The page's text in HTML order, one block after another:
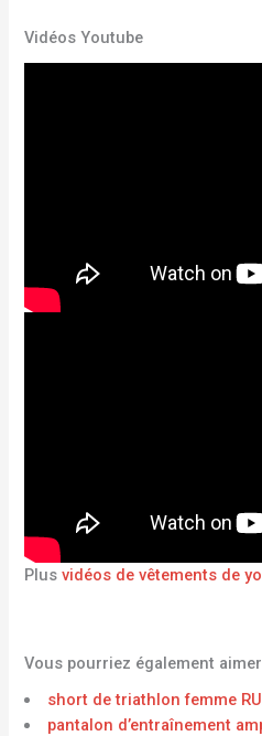
Vidéos Youtube
Plusvidéos de vêtements de
Vous pourriez également
short de triathlon femme
pantalon d’entraînement